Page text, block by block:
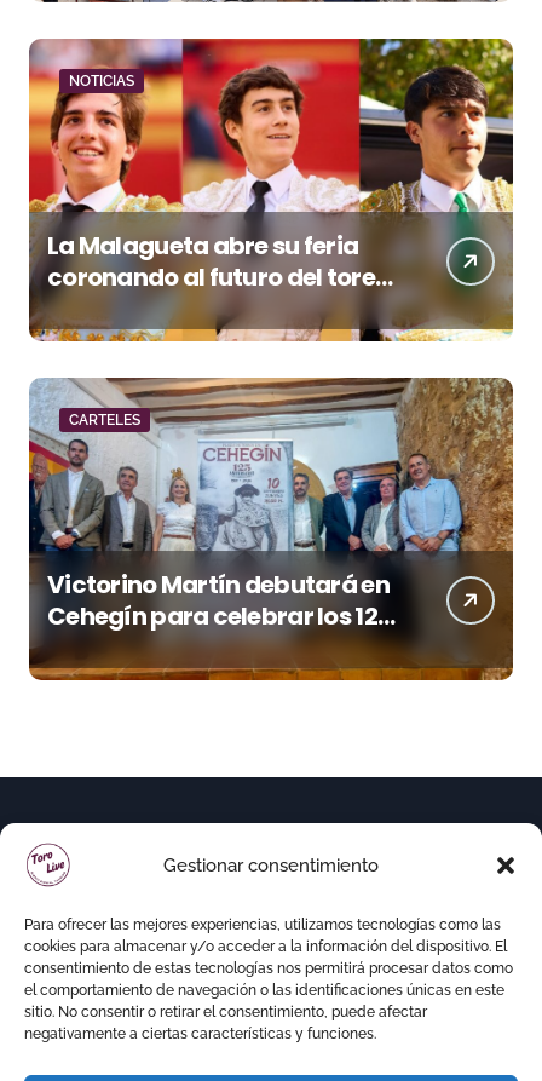
Gestionar consentimiento
Para ofrecer las mejores experiencias, utilizamos tecnologías como las
cookies para almacenar y/o acceder a la información del dispositivo. El
consentimiento de estas tecnologías nos permitirá procesar datos como
el comportamiento de navegación o las identificaciones únicas en este
sitio. No consentir o retirar el consentimiento, puede afectar
negativamente a ciertas características y funciones.
NOTICIAS
La Malagueta abre su feria
coronando al futuro del toreo
andaluz
CARTELES
Victorino Martín debutará en
Cehegín para celebrar los 125
años de su plaza